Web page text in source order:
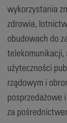
wykorzystania
zdrowia,
obudowach do
użyteczności
rządowym i
posprzedażowe
za